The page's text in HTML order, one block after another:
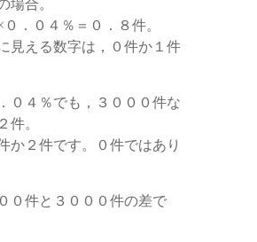
．０４％＝０．８件。
見える数字は，０件か１件
０４％でも，３０００件な
件。
か２件です。０件ではあり
０件と３０００件の差で